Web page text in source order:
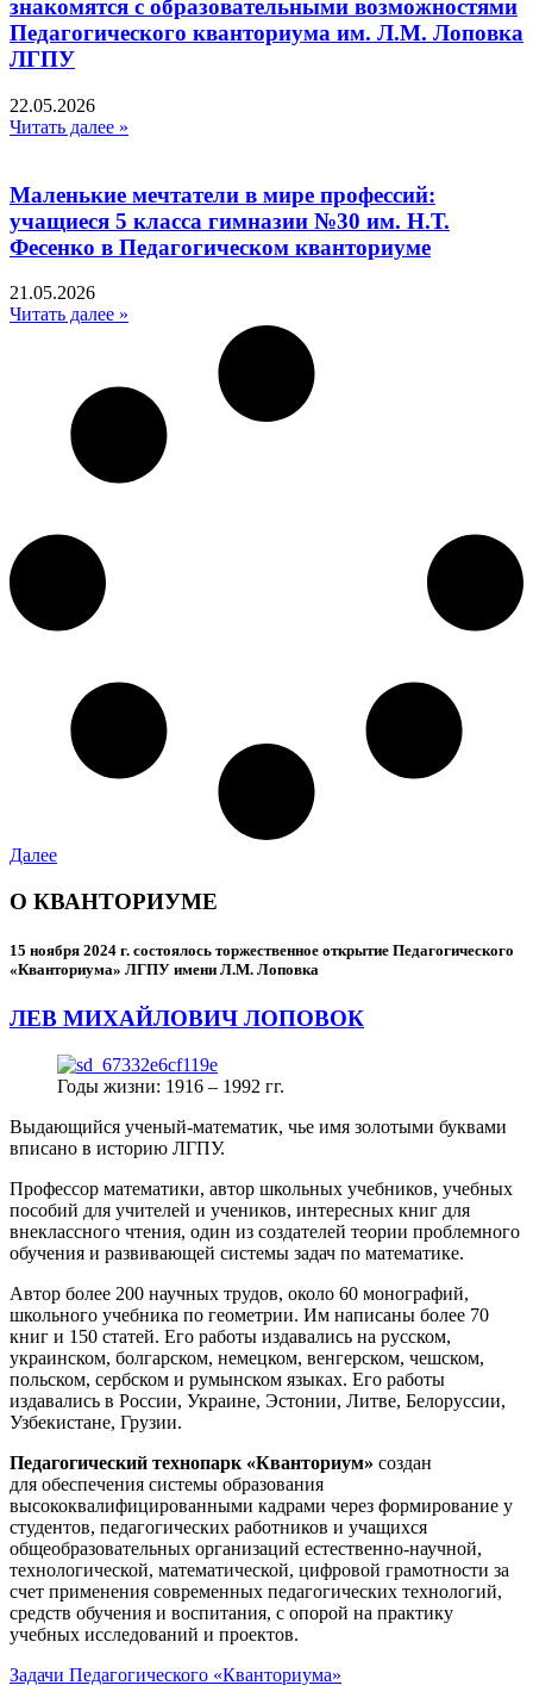
знакомятся с образовательными возможностями
Педагогического кванториума им. Л.М. Лоповка
ЛГПУ
22.05.2026
Читать далее »
Маленькие мечтатели в мире профессий:
учащиеся 5 класса гимназии №30 им. Н.Т.
Фесенко в Педагогическом кванториуме
21.05.2026
Читать далее »
Далее
О КВАНТОРИУМЕ
15 ноября 2024 г. состоялось торжественное открытие Педагогического
«Кванториума» ЛГПУ имени Л.М. Лоповка
ЛЕВ МИХАЙЛОВИЧ ЛОПОВОК
Годы жизни: 1916 – 1992 гг.
Выдающийся ученый-математик, чье имя золотыми буквами
вписано в историю ЛГПУ.
Профессор математики, автор школьных учебников, учебных
пособий для учителей и учеников, интересных книг для
внеклассного чтения, один из создателей теории проблемного
обучения и развивающей системы задач по математике.
Автор более 200 научных трудов, около 60 монографий,
школьного учебника по геометрии. Им написаны более 70
книг и 150 статей. Его работы издавались на русском,
украинском, болгарском, немецком, венгерском, чешском,
польском, сербском и румынском языках. Его работы
издавались в России, Украине, Эстонии, Литве, Белоруссии,
Узбекистане, Грузии.
Педагогический технопарк «Кванториум» создан
для обеспечения системы образования
высококвалифицированными кадрами через формирование у
студентов, педагогических работников и учащихся
общеобразовательных организаций естественно-научной,
технологической, математической, цифровой грамотности за
счет применения современных педагогических технологий,
средств обучения и воспитания, с опорой на практику
учебных исследований и проектов.
Задачи Педагогического «Кванториума»